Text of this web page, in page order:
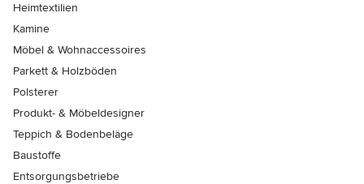
Heimtextilien
Kamine
Möbel & Wohnaccessoires
Parkett & Holzböden
Polsterer
Produkt- & Möbeldesigner
Teppich & Bodenbeläge
Baustoffe
Entsorgungsbetriebe